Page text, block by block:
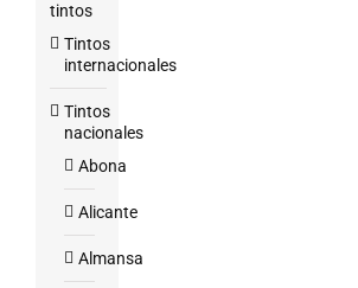
tintos
Tintos
internacionales
Tintos
nacionales
Abona
Alicante
Almansa